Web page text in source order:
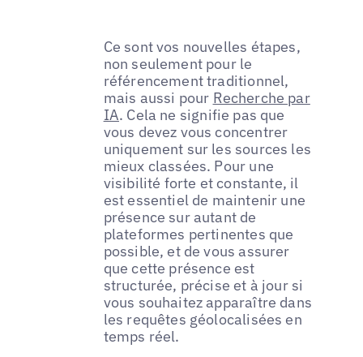
Ce sont vos nouvelles étapes,
non seulement pour le
référencement traditionnel,
mais aussi pour Recherche par
IA. Cela ne signifie pas que
vous devez vous concentrer
uniquement sur les sources les
mieux classées. Pour une
visibilité forte et constante, il
est essentiel de maintenir une
présence sur autant de
plateformes pertinentes que
possible, et de vous assurer
que cette présence est
structurée, précise et à jour si
vous souhaitez apparaître dans
les requêtes géolocalisées en
temps réel.